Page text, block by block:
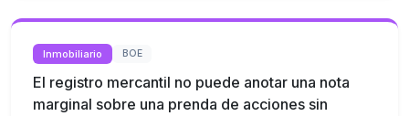
Inmobiliario BOE
El registro mercantil no puede anotar una nota
marginal sobre una prenda de acciones sin